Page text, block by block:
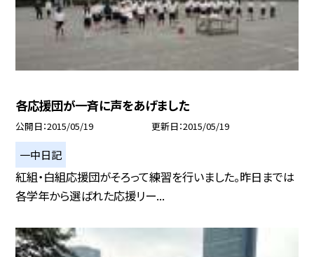
各応援団が一斉に声をあげました
公開日 2015/05/19 更新日 2015/05/19
一中日記
紅組・白組応援団がそろって練習を行いました。昨日までは
各学年から選ばれた応援リー...